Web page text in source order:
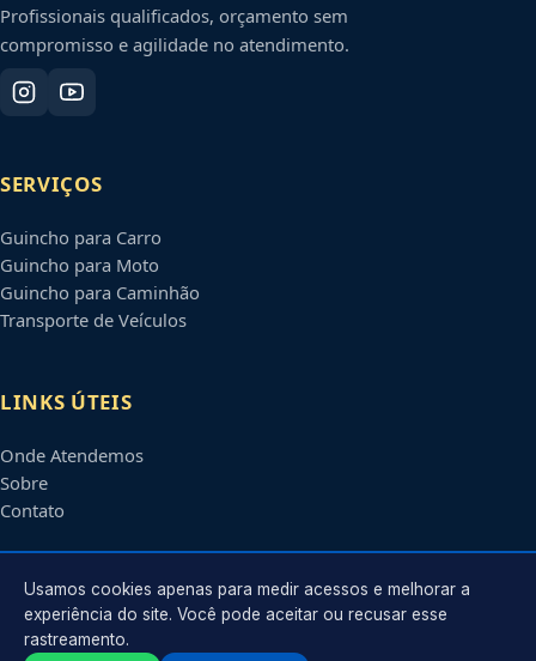
Profissionais qualificados, orçamento sem
compromisso e agilidade no atendimento.
SERVIÇOS
Guincho para Carro
Guincho para Moto
Guincho para Caminhão
Transporte de Veículos
LINKS ÚTEIS
Onde Atendemos
Sobre
Contato
CONTATO
Atendimento em
Usamos cookies apenas para medir acessos e melhorar a
experiência do site. Você pode aceitar ou recusar esse
rastreamento.